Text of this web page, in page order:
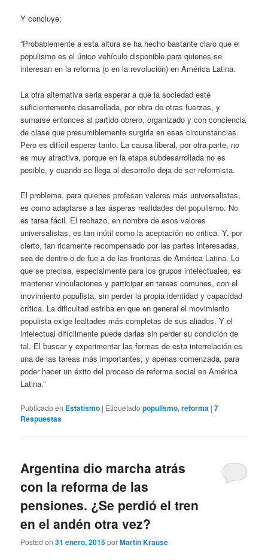
Y concluye:
“Probablemente a esta altura se ha hecho bastante claro que el
populismo es el único vehículo disponible para quienes se
interesan en la reforma (o en la revolución) en América Latina.
La otra alternativa seria esperar a que la sociedad esté
suficientemente desarrollada, por obra de otras fuerzas, y
sumarse entonces al partido obrero, organizado y con conciencia
de clase que presumiblemente surgirla en esas circunstancias.
Pero es difícil esperar tanto. La causa liberal, por otra parte, no
es muy atractiva, porque en la etapa subdesarrollada no es
posible, y cuando se llega al desarrollo deja de ser reformista.
El problema, para quienes profesan valores más universalistas,
es como adaptarse a las ásperas realidades del populismo. No
es tarea fácil. El rechazo, en nombre de esos valores
universalistas, es tan inútil como la aceptación no critica. Y, por
cierto, tan ricamente recompensado por las partes interesadas,
sea de dentro o de fue a de las fronteras de América Latina. Lo
que se precisa, especialmente para los grupos intelectuales, es
mantener vinculaciones y participar en tareas comunes, con el
movimiento populista, sin perder la propia identidad y capacidad
crítica. La dificultad estriba en que en general el movimiento
populista exige lealtades más completas de sus aliados. Y el
intelectual difícilmente puede darlas sin perder su condición de
tal. El buscar y experimentar las formas de esta interrelación es
una de las tareas más importantes, y apenas comenzada, para
poder hacer un éxito del proceso de reforma social en América
Latina.”
Publicado en Estatismo | Etiquetado populismo,reforma |7
Respuestas
Argentina dio marcha atrás
con la reforma de las
pensiones. ¿Se perdió el tren
en el andén otra vez?
Posted on31 enero, 2015porMartin Krause